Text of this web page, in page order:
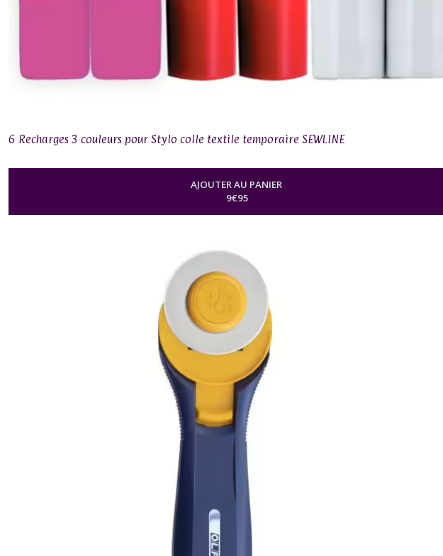
6 Recharges 3 couleurs pour Stylo colle textile temporaire SEWLINE
AJOUTER AU PANIER
9€95